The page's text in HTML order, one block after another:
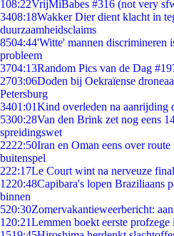
108:22VrijMiBabes #316 (not very
3408:18Wakker Dier dient klacht in
duurzaamheidsclaims
8504:44'Witte' mannen discrimineren
probleem
3704:13Random Pics van de Dag
2703:06Doden bij Oekraïense
Petersburg
3401:01Kind overleden na aanrijding
5300:28Van den Brink zet nog eens
spreidingswet
2222:50Iran en Oman eens over
buitenspel
222:17Le Court wint na nerveuze
1220:48Capibara's lopen Braziliaans
binnen
520:30Zomervakantieweerbericht:
1 20:21Lemmen boekt eerste